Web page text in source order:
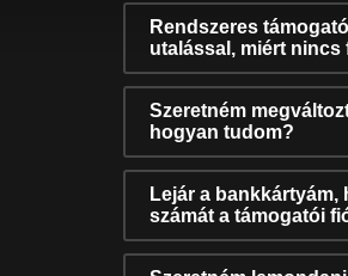
Rendszeres
utalással, miért nincs
Szeretném
hogyan tudom?
Lejár a
számát a támogatói